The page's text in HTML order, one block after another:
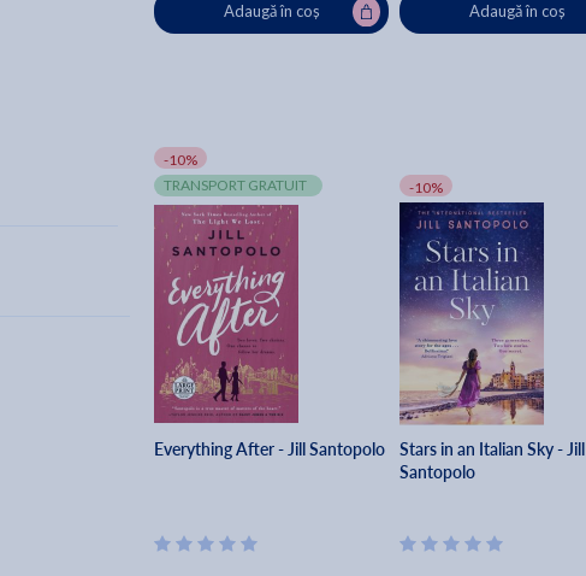
Adaugă în coș Adaugă în coș
-10%
TRANSPORT GRATUIT
Everything After - Jill Santopolo
-10%
Stars in an Italian Sky - Jill
Santopolo